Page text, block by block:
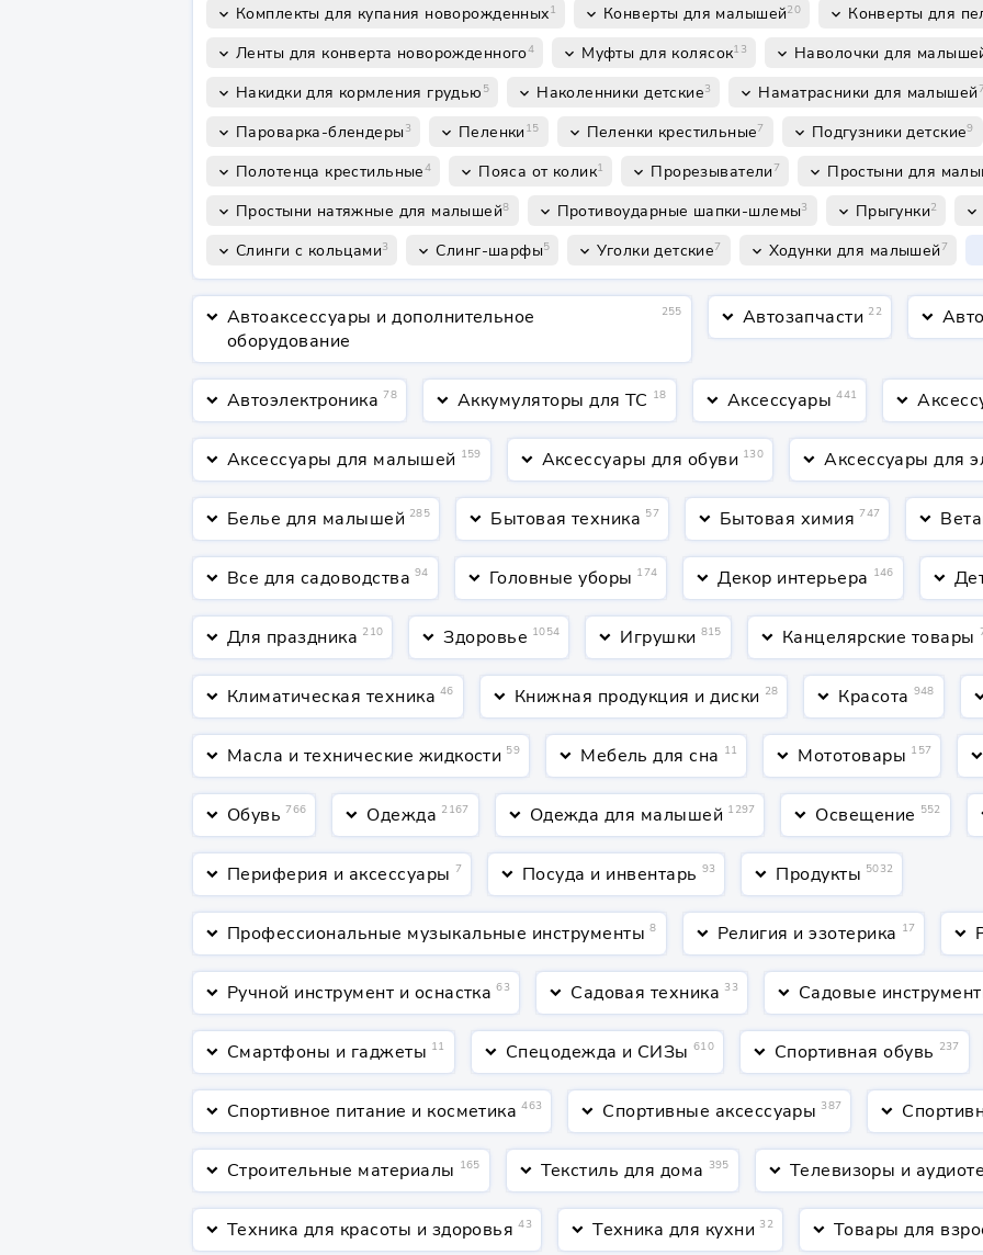
keyboard_arrow_down Комплекты для купания новорожденных1 keyboard_arrow_down Конверты для малышей20 keyboard_arrow_down Конверты для
keyboard_arrow_down Ленты для конверта новорожденного4 keyboard_arrow_down Муфты для колясок13 keyboard_arrow_down Наволочки для
keyboard_arrow_down Накидки для кормления грудью 5 keyboard_arrow_down Наколенники детские3 keyboard_arrow_down Наматрасники для малышей
keyboard_arrow_down Пароварка-блендеры 3 keyboard_arrow_down Пеленки 15 keyboard_arrow_down Пеленки крестильные7 keyboard_arrow_down Подгузники детские9
keyboard_arrow_down Полотенца крестильные4 keyboard_arrow_down Пояса от колик1 keyboard_arrow_down Прорезыватели 7 keyboard_arrow_down Простыни для
keyboard_arrow_down Простыни натяжные для малышей8 keyboard_arrow_down Противоударные шапки-шлемы3 keyboard_arrow_down Прыгунки2 keyboard_arrow_down
keyboard_arrow_down Слинги с кольцами3 keyboard_arrow_down Слинг-шарфы5 keyboard_arrow_down Уголки детские7 keyboard_arrow_down Ходунки для малышей 7
keyboard_arrow_down Автоаксессуары и дополнительное
оборудование
255 keyboard_arrow_down Автозапчасти 22 keyboard_arrow_down
keyboard_arrow_down Автоэлектроника 78 keyboard_arrow_down Аккумуляторы для ТС 18 keyboard_arrow_down Аксессуары 441 keyboard_arrow_down
keyboard_arrow_down Аксессуары для малышей 159 keyboard_arrow_down Аксессуары для обуви 130 keyboard_arrow_down Аксессуары для
keyboard_arrow_down Белье для малышей 285 keyboard_arrow_down Бытовая техника 57 keyboard_arrow_down Бытовая химия 747 keyboard_arrow_down
keyboard_arrow_down Все для садоводства 94 keyboard_arrow_down Головные уборы 174 keyboard_arrow_down Декор интерьера 146 keyboard_arrow_down
keyboard_arrow_down Для праздника 210 keyboard_arrow_down Здоровье 1054 keyboard_arrow_down Игрушки 815 keyboard_arrow_down Канцелярские товары
keyboard_arrow_down Климатическая техника 46 keyboard_arrow_down Книжная продукция и диски 28 keyboard_arrow_down Красота 948
keyboard_arrow_down Масла и технические жидкости 59 keyboard_arrow_down Мебель для сна 11 keyboard_arrow_down Мототовары 157 keyboard_arrow_down
keyboard_arrow_down Обувь 766 keyboard_arrow_down Одежда 2167 keyboard_arrow_down Одежда для малышей 1297 keyboard_arrow_down Освещение 552
keyboard_arrow_down Периферия и аксессуары 7 keyboard_arrow_down Посуда и инвентарь 93 keyboard_arrow_down Продукты 5032
keyboard_arrow_down Профессиональные музыкальные инструменты 8 keyboard_arrow_down Религия и эзотерика 17 keyboard_arrow_down
keyboard_arrow_down Ручной инструмент и оснастка 63 keyboard_arrow_down Садовая техника 33 keyboard_arrow_down Садовые
keyboard_arrow_down Смартфоны и гаджеты 11 keyboard_arrow_down Спецодежда и СИЗы 610 keyboard_arrow_down Спортивная обувь 237
keyboard_arrow_down Спортивное питание и косметика 463 keyboard_arrow_down Спортивные аксессуары 387 keyboard_arrow_down
keyboard_arrow_down Строительные материалы 165 keyboard_arrow_down Текстиль для дома 395 keyboard_arrow_down Телевизоры и
keyboard_arrow_down Техника для красоты и здоровья 43 keyboard_arrow_down Техника для кухни 32 keyboard_arrow_down Товары для